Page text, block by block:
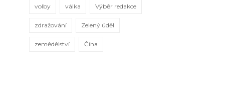
volby válka Výběr redakce
zdražování Zelený úděl
zemědělství Čína